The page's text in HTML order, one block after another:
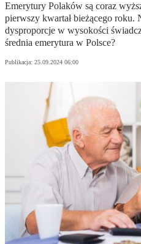
Emerytury Polaków są coraz
pierwszy kwartał bieżącego roku.
dysproporcje w wysokości
średnia emerytura w Polsce?
Publikacja: 25.09.2024 06:00